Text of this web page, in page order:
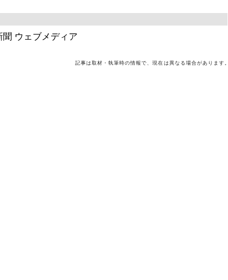
聞 ウェブメディア
記事は取材・執筆時の情報で、現在は異なる場合があります。